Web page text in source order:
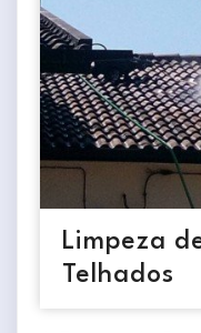
Limpeza
Telhados